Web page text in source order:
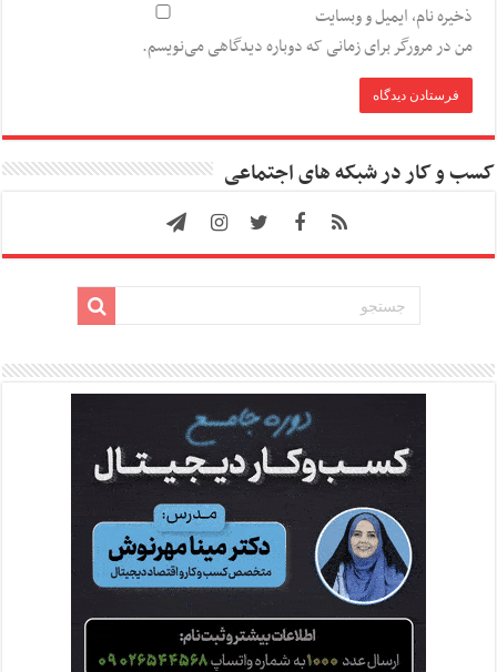
ذخیره نام، ایمیل و وبسایت
من در مرورگر برای زمانی که دوباره دیدگاهی می‌نویسم.
کسب و کار در شبکه های اجتماعی